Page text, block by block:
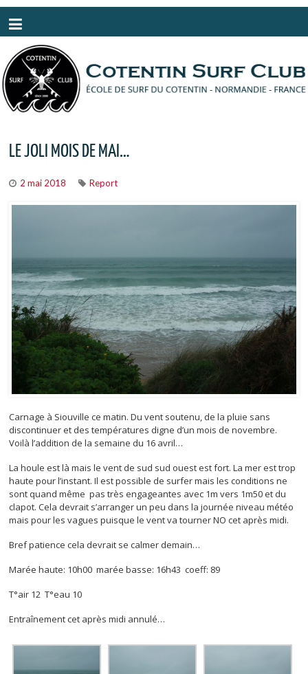
LE JOLI MOIS DE MAI…
2 mai 2018 Report
Carnage à Siouville ce matin. Du vent soutenu, de la pluie sans
discontinuer et des températures digne d’un mois de novembre.
Voilà l’addition de la semaine du 16 avril…
La houle est là mais le vent de sud sud ouest est fort. La mer est trop
haute pour l’instant. Il est possible de surfer mais les conditions ne
sont quand même pas très engageantes avec 1m vers 1m50 et du
clapot. Cela devrait s’arranger un peu dans la journée niveau météo
mais pour les vagues puisque le vent va tourner NO cet après midi.
Bref patience cela devrait se calmer demain…
Marée haute: 10h00 marée basse: 16h43 coeff: 89
T°air 12 T°eau 10
Entraînement cet après midi annulé…
Panneau de gestion des cookies